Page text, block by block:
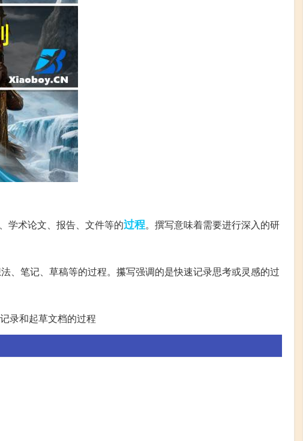
学术论文、报告、文件等的过程。撰写意味着需要进行深入的研
、笔记、草稿等的过程。攥写强调的是快速记录思考或灵感的过
录和起草文档的过程